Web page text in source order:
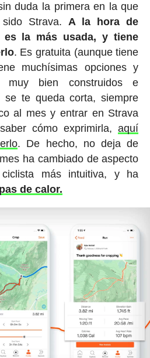
duda la primera en la que
sido Strava.A la hora de
es la más usada, y tiene
. Es gratuita (aunque tiene
muchísimas opciones y
muy bien construidos e
te queda corta, siempre
al mes y entrar en Strava
cómo exprimirla,aquí
. De hecho, no deja de
ha cambiado de aspecto
más intuitiva, y ha
de calor.